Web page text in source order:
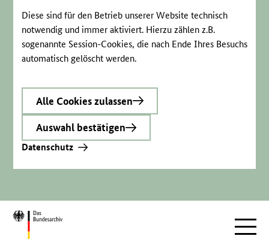
Diese sind für den Betrieb unserer Website technisch
notwendig und immer aktiviert. Hierzu zählen z.B.
sogenannte Session-Cookies, die nach Ende Ihres Besuchs
automatisch gelöscht werden.
Alle Cookies zulassen
Auswahl bestätigen
Datenschutz
Zur